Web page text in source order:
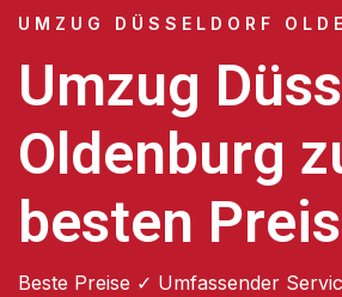
UMZUG DÜSSELDORF
Umzug
Oldenburg
besten Preis
Beste Preise ✓ Umfassender